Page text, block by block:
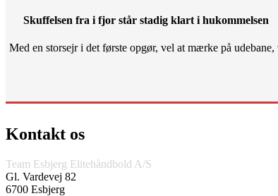
Skuffelsen fra i fjor står stadig klart i hukommelsen
Med en storsejr i det første opgør, vel at mærke på
Kontakt os
Team Esbjerg Elitehåndbold A/S
Gl. Vardevej 82
6700 Esbjerg